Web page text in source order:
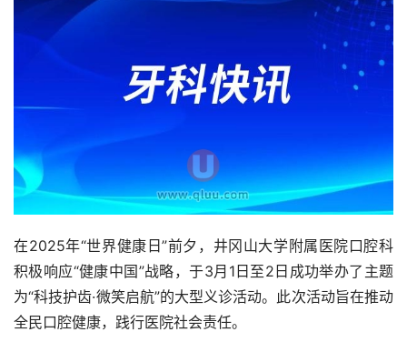
在2025年“世界健康日”前夕，井冈山大学附属医院口腔科
积极响应“健康中国”战略，于3月1日至2日成功举办了主题
为“科技护齿·微笑启航”的大型义诊活动。此次活动旨在推动
全民口腔健康，践行医院社会责任。